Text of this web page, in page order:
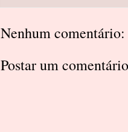
Nenhum comentário:
Postar um comentário